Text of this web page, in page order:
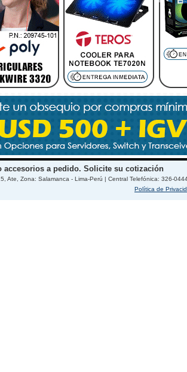
accesorios a pedido. Solicite su cotización
Ate, Zona: Salamanca - Lima-Perú | Central Telefónica: 326-
Política de